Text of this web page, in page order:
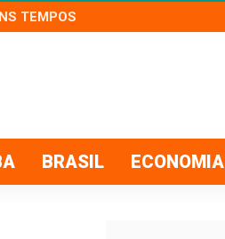
TEMPOS
BRASIL ECONOMIA